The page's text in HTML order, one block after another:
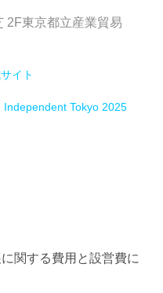
2F東京都立産業貿易
イト
Independent Tokyo 2025
関する費用と設営費に